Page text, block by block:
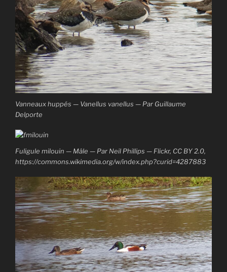
Vanneaux huppés — Vanellus vanellus — Par Guillaume
Delporte
Fuligule milouin — Mâle — Par Neil Phillips — Flickr, CC BY 2.0,
https://commons.wikimedia.org/w/index.php?curid=4287883